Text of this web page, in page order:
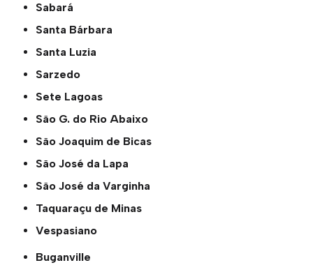
Sabará
Santa Bárbara
Santa Luzia
Sarzedo
Sete Lagoas
São G. do Rio Abaixo
São Joaquim de Bicas
São José da Lapa
São José da Varginha
Taquaraçu de Minas
Vespasiano
Buganville